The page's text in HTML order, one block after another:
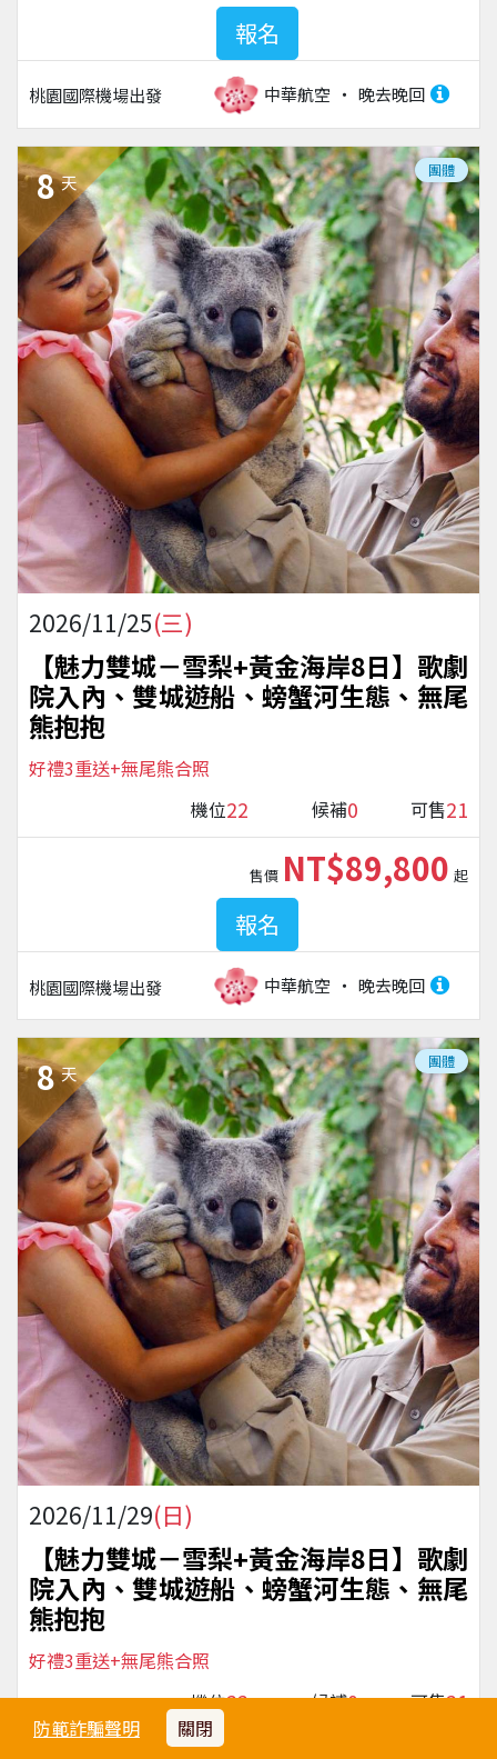
防範詐騙聲明 關閉
桃園國際機場出發 中華航空 晚去晚回
報名
8 天
團體
2026/11/25(三)
【魅力雙城－雪梨+黃金海岸8日】歌劇
院入內、雙城遊船、螃蟹河生態、無尾
熊抱抱
好禮3重送+無尾熊合照
機位22 候補0 可售21
桃園國際機場出發 中華航空 晚去晚回
售價 NT$89,800 起
報名
8 天
團體
2026/11/29(日)
【魅力雙城－雪梨+黃金海岸8日】歌劇
院入內、雙城遊船、螃蟹河生態、無尾
熊抱抱
好禮3重送+無尾熊合照
機位22 候補0 可售21